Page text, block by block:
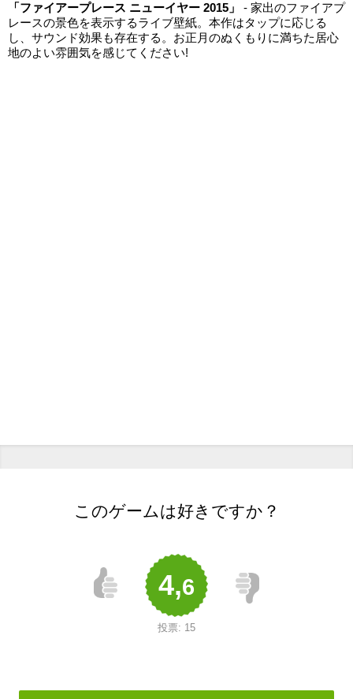
「ファイアープレース ニューイヤー 2015」
- 家出のファイアプ
レースの景色を表示するライブ壁紙。本作はタップに応じる
し、サウンド効果も存在する。お正月のぬくもりに満ちた居心
地のよい雰囲気を感じてください!
このゲームは好きですか？
4,6
投票: 15